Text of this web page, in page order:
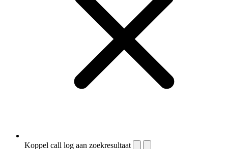
Koppel call log aan zoekresultaat